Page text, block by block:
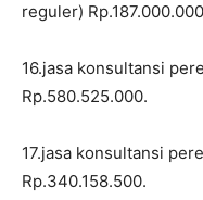
reguler)
16.jasa konsultansi
Rp.580.525.000.
17.jasa konsultansi
Rp.340.158.500.